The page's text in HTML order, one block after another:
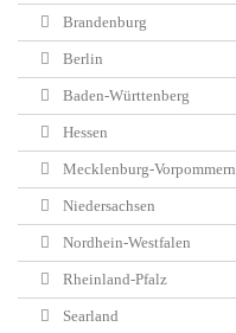
Brandenburg
Berlin
Baden-Württenberg
Hessen
Mecklenburg-Vorpommern
Niedersachsen
Nordhein-Westfalen
Rheinland-Pfalz
Searland